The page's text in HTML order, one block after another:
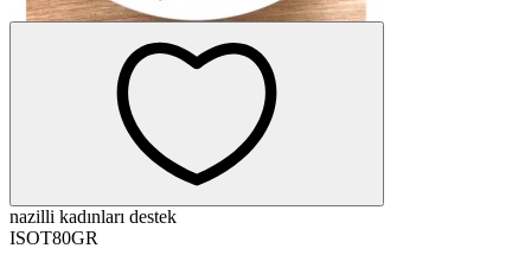
nazilli kadınları destek
ISOT80GR